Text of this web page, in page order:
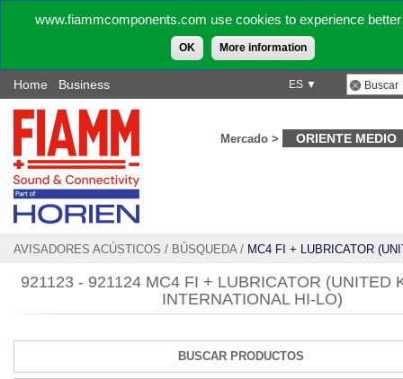
www.fiammcomponents.com use cookies to experience
OK More information
ES ▼
Home Business
Mercado > ORIENTE MEDIO
AVISADORES ACÚSTICOS / BÚSQUEDA/ MC4 FI + LUBRICATOR
921123 - 921124 MC4 FI + LUBRICATOR (UNITED
INTERNATIONAL HI-LO)
BUSCAR PRODUCTOS